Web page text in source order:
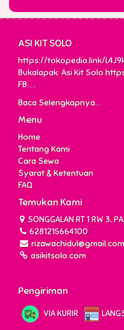
ASI KIT SOLO
https://tokopedia.link/
Bukalapak: Asi Kit Solo
FB:....
Baca Selengkapnya...
Menu
Home
Tentang Kami
Cara Sewa
Syarat & Ketentuan
FAQ
Temukan Kami
SONGGALAN RT 1 RW 3,
6281215664100
rizawachidul@gmail.com
asikitsolo.com
Pengiriman
VIA KURIR